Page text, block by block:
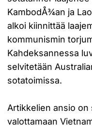
KambodÅ¾an ja
alkoi kiinnittää
kommunismin
Kahdeksannessa
selvitetään
sotatoimissa.
Artikkelien ansio
valottamaan